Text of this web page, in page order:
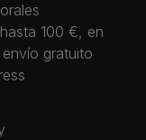
100 €, en
gratuito